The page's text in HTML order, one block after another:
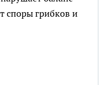
споры грибков и